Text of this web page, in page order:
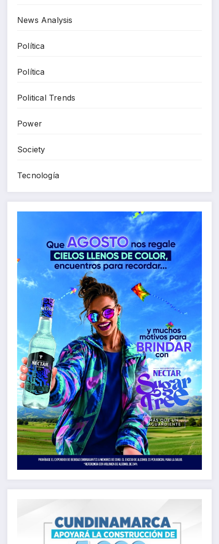
News Analysis
Política
Política
Political Trends
Power
Society
Tecnología